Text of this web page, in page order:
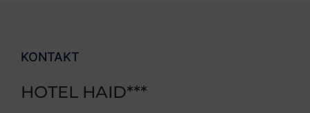
KONTAKT
HOTEL HAID***